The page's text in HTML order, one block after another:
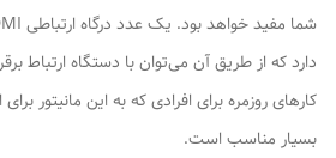
دارد که از طریق آن می‌توان با دستگاه ارتباط
کارهای روزمره برای افرادی که به این مانیتور
بسیار مناسب است.